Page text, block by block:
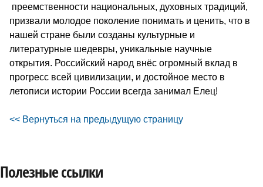
преемственности национальных, духовных традиций,
призвали молодое поколение понимать и ценить, что в
нашей стране были созданы культурные и
литературные шедевры, уникальные научные
открытия. Российский народ внёс огромный вклад в
прогресс всей цивилизации, и достойное место в
летописи истории России всегда занимал Елец!
<< Вернуться на предыдущую страницу
Полезные ссылки